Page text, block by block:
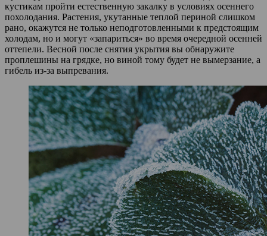
кустикам пройти естественную закалку в условиях осеннего
похолодания. Растения, укутанные теплой периной слишком
рано, окажутся не только неподготовленными к предстоящим
холодам, но и могут «запариться» во время очередной осенней
оттепели. Весной после снятия укрытия вы обнаружите
проплешины на грядке, но виной тому будет не вымерзание, а
гибель из-за выпревания.